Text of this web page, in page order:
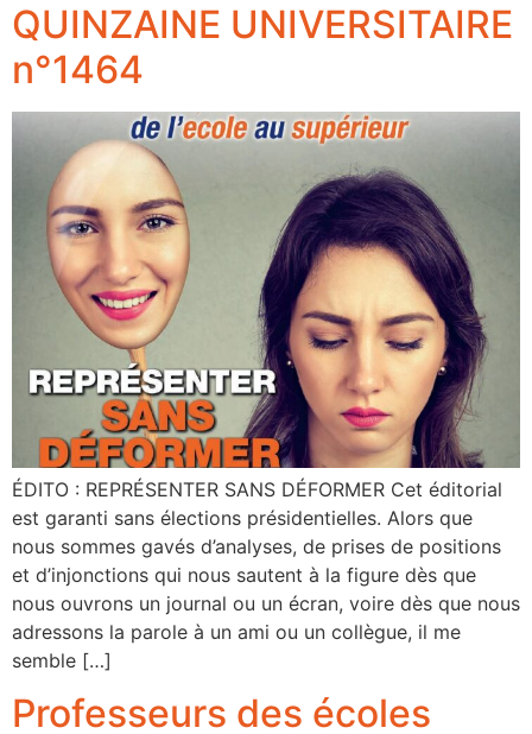
QUINZAINE UNIVERSITAIRE
n°1464
ÉDITO : REPRÉSENTER SANS DÉFORMER Cet éditorial
est garanti sans élections présidentielles. Alors que
nous sommes gavés d’analyses, de prises de positions
et d’injonctions qui nous sautent à la figure dès que
nous ouvrons un journal ou un écran, voire dès que nous
adressons la parole à un ami ou un collègue, il me
semble […]
Professeurs des écoles